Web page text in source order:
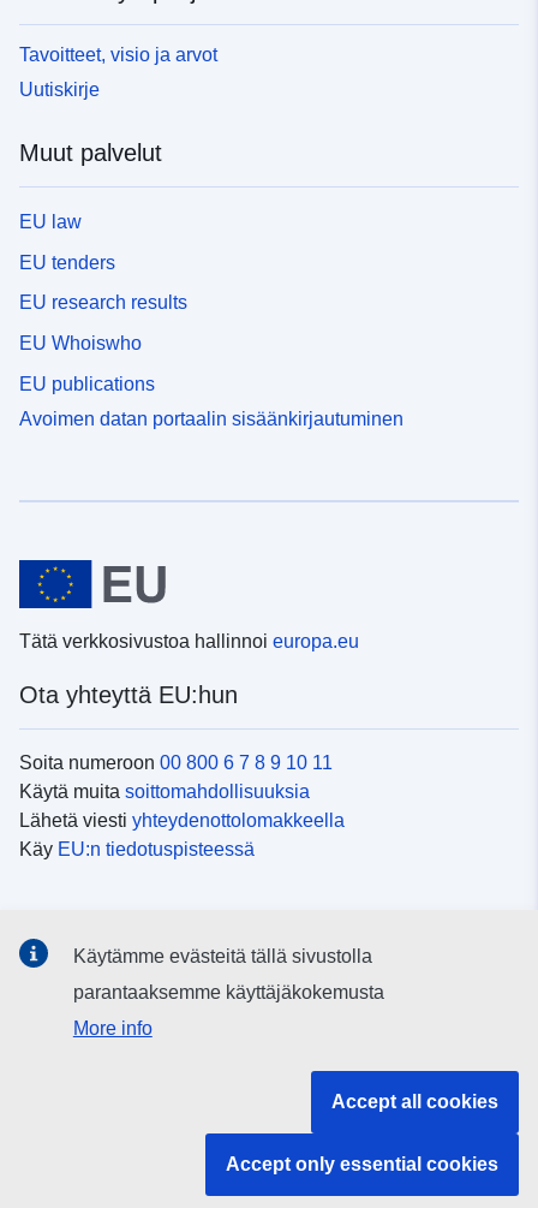
Tavoitteet, visio ja arvot
Uutiskirje
Muut palvelut
EU law
EU tenders
EU research results
EU Whoiswho
EU publications
Avoimen datan portaalin sisäänkirjautuminen
Tätä verkkosivustoa hallinnoi europa.eu
Ota yhteyttä EU:hun
Soita numeroon 00 800 6 7 8 9 10 11
Käytä muita soittomahdollisuuksia
Lähetä viesti yhteydenottolomakkeella
Käy EU:n tiedotuspisteessä
sosiaalisessa mediassa
EU:n toimielimet ja muut elimet
Käytämme evästeitä tällä sivustolla
parantaaksemme käyttäjäkokemusta
More info
Accept all cookies
Accept only essential cookies